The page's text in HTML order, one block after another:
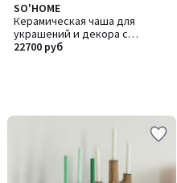
SO'HOME
Керамическая чаша для
украшений и декора с
графичной росписью
22700 руб